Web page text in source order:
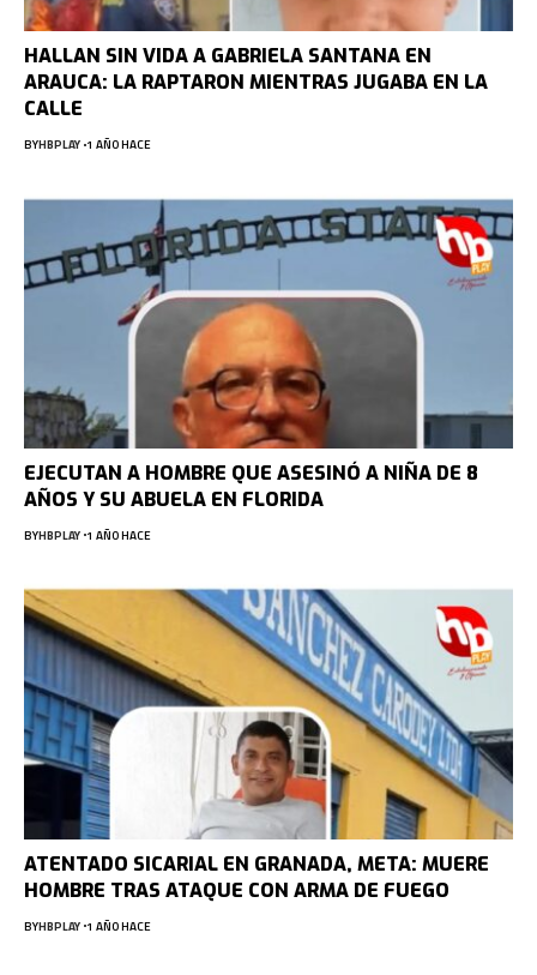
HALLAN SIN VIDA A GABRIELA SANTANA EN
ARAUCA: LA RAPTARON MIENTRAS JUGABA EN LA
CALLE
BYHBPLAY 1 AÑO HACE
EJECUTAN A HOMBRE QUE ASESINÓ A NIÑA DE 8
AÑOS Y SU ABUELA EN FLORIDA
BYHBPLAY 1 AÑO HACE
ATENTADO SICARIAL EN GRANADA, META: MUERE
HOMBRE TRAS ATAQUE CON ARMA DE FUEGO
BYHBPLAY 1 AÑO HACE